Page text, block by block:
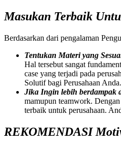
Masukan Terbaik
Berdasarkan dari pengalaman
Tentukan Materi yang
Hal tersebut sangat
case yang terjadi pada
Solutif bagi Perusahaan Anda.
Jika Ingin lebih berdampak
mamupun teamwork.
terbaik untuk perusahaan.
REKOMENDASI